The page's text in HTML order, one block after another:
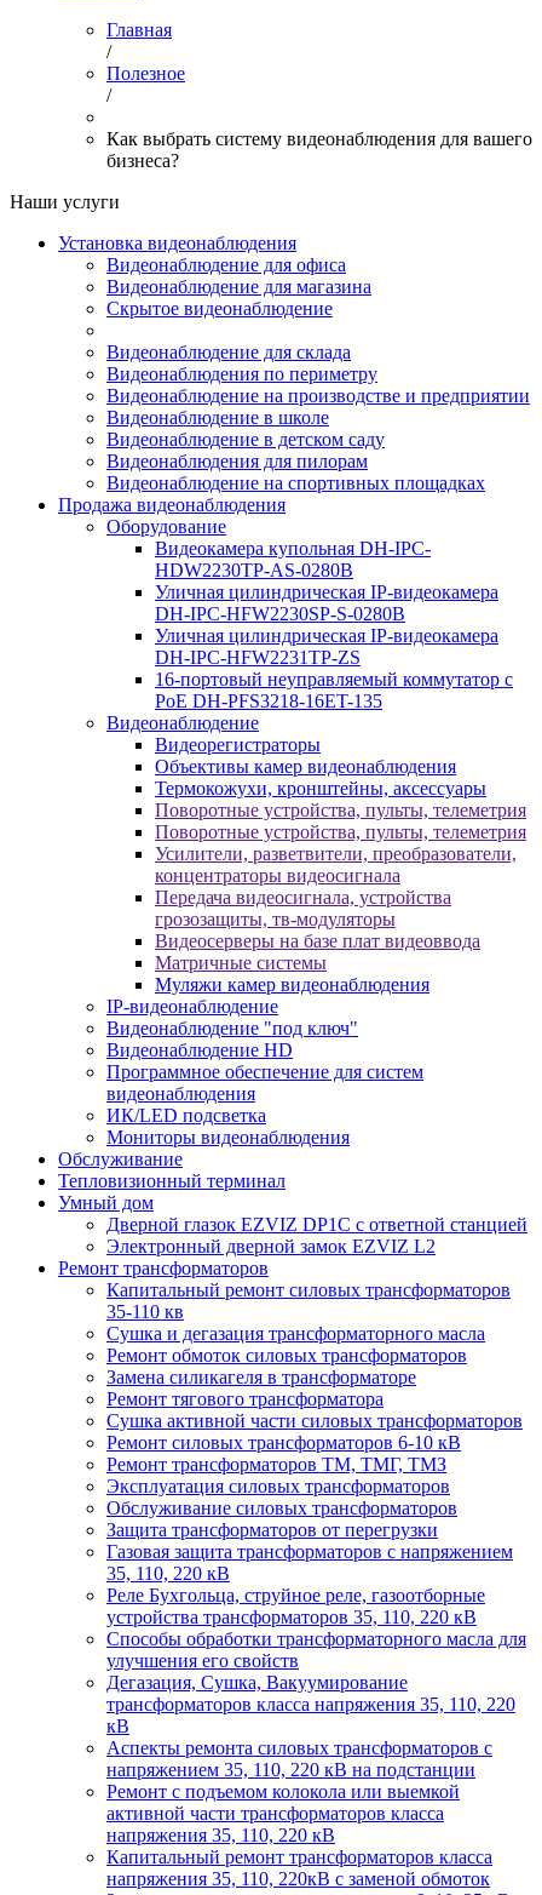
Главная
/
Полезное
/
Как выбрать систему видеонаблюдения для вашего
бизнеса?
Наши услуги
Установка видеонаблюдения
Видеонаблюдение для офиса
Видеонаблюдение для магазина
Скрытое видеонаблюдение
Видеонаблюдение для склада
Видеонаблюдения по периметру
Видеонаблюдение на производстве и предприятии
Видеонаблюдение в школе
Видеонаблюдение в детском саду
Видеонаблюдения для пилорам
Видеонаблюдение на спортивных площадках
Продажа видеонаблюдения
Оборудование
Видеокамера купольная DH-IPC-
HDW2230TP-AS-0280B
Уличная цилиндрическая IP-видеокамера
DH-IPC-HFW2230SP-S-0280B
Уличная цилиндрическая IP-видеокамера
DH-IPC-HFW2231TP-ZS
16-портовый неуправляемый коммутатор с
РоЕ DH-PFS3218-16ET-135
Видеонаблюдение
Видеорегистраторы
Объективы камер видеонаблюдения
Термокожухи, кронштейны, аксессуары
Поворотные устройства, пульты, телеметрия
Поворотные устройства, пульты, телеметрия
Усилители, разветвители, преобразователи,
концентраторы видеосигнала
Передача видеосигнала, устройства
грозозащиты, тв-модуляторы
Видеосерверы на базе плат видеоввода
Матричные системы
Муляжи камер видеонаблюдения
IP-видеонаблюдение
Видеонаблюдение "под ключ"
Видеонаблюдение HD
Программное обеспечение для систем
видеонаблюдения
ИК/LED подсветка
Мониторы видеонаблюдения
Обслуживание
Тепловизионный терминал
Умный дом
Дверной глазок EZVIZ DP1C с ответной станцией
Электронный дверной замок EZVIZ L2
Ремонт трансформаторов
Капитальный ремонт силовых трансформаторов
35-110 кв
Сушка и дегазация трансформаторного масла
Ремонт обмоток силовых трансформаторов
Замена силикагеля в трансформаторе
Ремонт тягового трансформатора
Сушка активной части силовых трансформаторов
Ремонт силовых трансформаторов 6-10 кВ
Ремонт трансформаторов ТМ, ТМГ, ТМЗ
Эксплуатация силовых трансформаторов
Обслуживание силовых трансформаторов
Защита трансформаторов от перегрузки
Газовая защита трансформаторов с напряжением
35, 110, 220 кВ
Реле Бухгольца, струйное реле, газоотборные
устройства трансформаторов 35, 110, 220 кВ
Способы обработки трансформаторного масла для
улучшения его свойств
Дегазация, Сушка, Вакуумирование
трансформаторов класса напряжения 35, 110, 220
кВ
Аспекты ремонта силовых трансформаторов с
напряжением 35, 110, 220 кВ на подстанции
Ремонт с подъемом колокола или выемкой
активной части трансформаторов класса
напряжения 35, 110, 220 кВ
Капитальный ремонт трансформаторов класса
напряжения 35, 110, 220кВ с заменой обмоток